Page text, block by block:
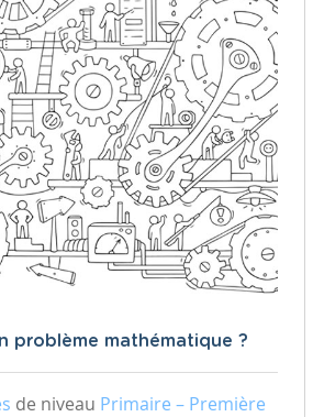
problème mathématique ?
de niveau Primaire – Première